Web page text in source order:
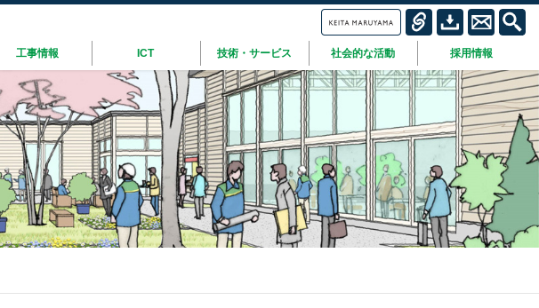
工事情報 ICT 技術・サービス 社会的な活動 採用情報